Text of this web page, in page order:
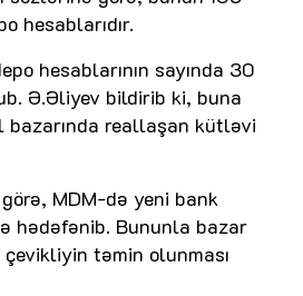
hesablarıdır.
hesablarının sayında 30
Ə.Əliyev bildirib ki, buna
reallaşan kütləvi
MDM-də yeni bank
hədəfənib. Bununla bazar
çevikliyin təmin olunması